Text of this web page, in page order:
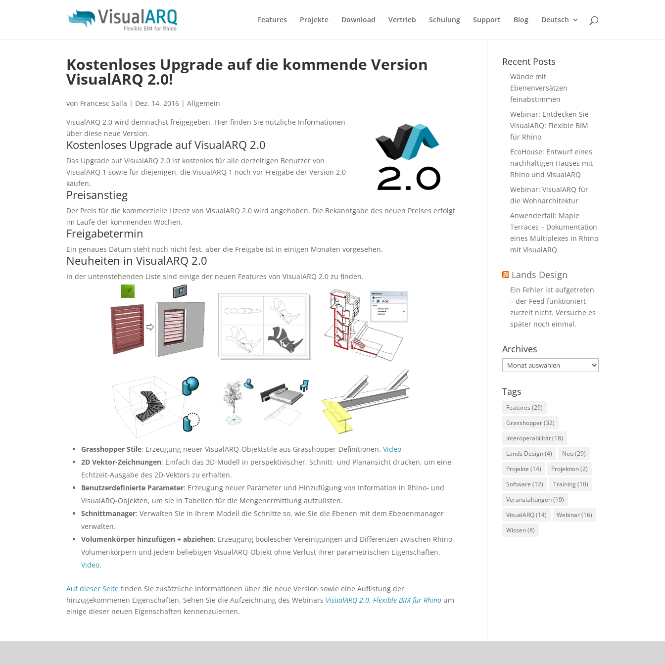
Features Projekte Download Vertrieb Schulung Support Blog Deutsch
Kostenloses Upgrade auf die kommende Version
VisualARQ 2.0!
von Francesc Salla | Dez. 14, 2016 |Allgemein
VisualARQ 2.0 wird demnächst freigegeben. Hier finden Sie nützliche Informationen
über diese neue Version.
Kostenloses Upgrade auf VisualARQ 2.0
Das Upgrade auf VisualARQ 2.0 ist kostenlos für alle derzeitigen Benutzer von
VisualARQ 1 sowie für diejenigen, die VisualARQ 1 noch vor Freigabe der Version 2.0
kaufen.
Preisanstieg
Der Preis für die kommerzielle Lizenz von VisualARQ 2.0 wird angehoben. Die Bekanntgabe des neuen Preises erfolgt
im Laufe der kommenden Wochen.
Freigabetermin
Ein genaues Datum steht noch nicht fest, aber die Freigabe ist in einigen Monaten vorgesehen.
Neuheiten in VisualARQ 2.0
In der untenstehenden Liste sind einige der neuen Features von VisualARQ 2.0 zu finden.
Grasshopper Stile: Erzeugung neuer VisualARQ-Objektstile aus Grasshopper-Definitionen.Video
2D Vektor-Zeichnungen: Einfach das 3D-Modell in perspektivischer, Schnitt- und Planansicht drucken, um eine
Echtzeit-Ausgabe des 2D-Vektors zu erhalten.
Benutzerdefinierte Parameter: Erzeugung neuer Parameter und Hinzufügung von Information in Rhino- und
VisualARQ-Objekten, um sie in Tabellen für die Mengenermittlung aufzulisten.
Schnittmanager: Verwalten Sie in Ihrem Modell die Schnitte so, wie Sie die Ebenen mit dem Ebenenmanager
verwalten.
Volumenkörper hinzufügen + abziehen: Erzeugung boolescher Vereinigungen und Differenzen zwischen Rhino-
Volumenkörpern und jedem beliebigen VisualARQ-Objekt ohne Verlust ihrer parametrischen Eigenschaften.
Video.
Auf dieser Seite finden Sie zusätzliche Informationen über die neue Version sowie eine Auflistung der
hinzugekommenen Eigenschaften. Sehen Sie die Aufzeichnung des Webinars VisualARQ 2.0. Flexible BIM für Rhino um
einige dieser neuen Eigenschaften kennenzulernen.
Recent Posts
Wände mit
Ebenenversätzen
feinabstimmen
Webinar: Entdecken Sie
VisualARQ: Flexible BIM
für Rhino
EcoHouse: Entwurf eines
nachhaltigen Hauses mit
Rhino und VisualARQ
Webinar: VisualARQ für
die Wohnarchitektur
Anwenderfall: Maple
Terraces – Dokumentation
eines Multiplexes in Rhino
mit VisualARQ
Lands Design
Ein Fehler ist aufgetreten
– der Feed funktioniert
zurzeit nicht. Versuche es
später noch einmal.
Archives
Archives
Tags
Features (29)
Grasshopper(32)
Interoperabilität(18)
Lands Design(4) Neu(29)
Projekte (14) Projektion(2)
Software (12) Training(10)
Veranstaltungen(19)
VisualARQ(14) Webinar(16)
Wissen(8)